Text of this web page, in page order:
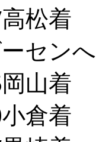
松着
センへ
山着
倉着